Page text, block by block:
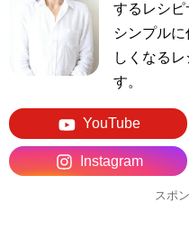
するレシピ
シンプル
しくなる
す。
YouTube
Instagram
スポ